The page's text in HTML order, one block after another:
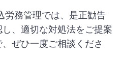
労務管理では、是正勧告
、適切な対処法をご提案
ぜひ一度ご相談くださ